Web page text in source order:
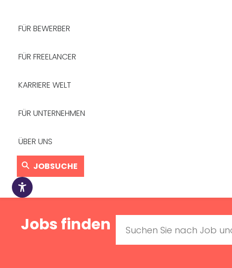
FÜR BEWERBER
FÜR FREELANCER
KARRIERE WELT
FÜR UNTERNEHMEN
ÜBER UNS
JOBSUCHE
Jobs finden